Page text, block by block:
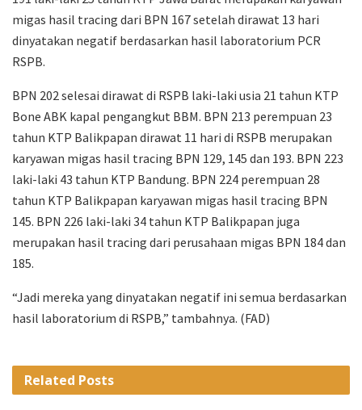
migas hasil tracing dari BPN 167 setelah dirawat 13 hari
dinyatakan negatif berdasarkan hasil laboratorium PCR
RSPB.
BPN 202 selesai dirawat di RSPB laki-laki usia 21 tahun KTP
Bone ABK kapal pengangkut BBM. BPN 213 perempuan 23
tahun KTP Balikpapan dirawat 11 hari di RSPB merupakan
karyawan migas hasil tracing BPN 129, 145 dan 193. BPN 223
laki-laki 43 tahun KTP Bandung. BPN 224 perempuan 28
tahun KTP Balikpapan karyawan migas hasil tracing BPN
145. BPN 226 laki-laki 34 tahun KTP Balikpapan juga
merupakan hasil tracing dari perusahaan migas BPN 184 dan
185.
“Jadi mereka yang dinyatakan negatif ini semua berdasarkan
hasil laboratorium di RSPB,” tambahnya. (FAD)
Related Posts